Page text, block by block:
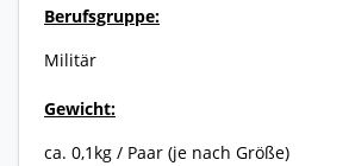
Berufsgruppe:
Militär
Gewicht:
ca. 0,1kg / Paar (je nach Größe)